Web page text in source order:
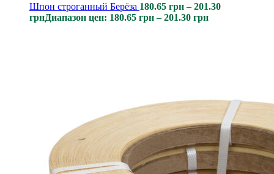
Шпон строганный Берёза 180.65 грн – 201.30
грнДиапазон цен: 180.65 грн – 201.30 грн